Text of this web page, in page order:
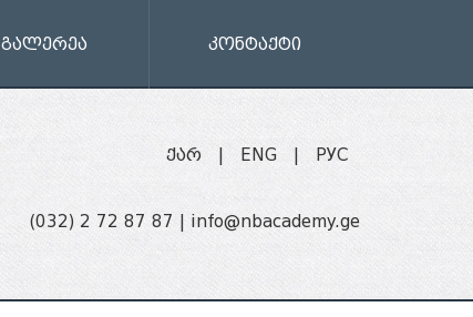
გალერეა კონტაქტი
ქარ ENG РУС
(032) 2 72 87 87 | info@nbacademy.ge